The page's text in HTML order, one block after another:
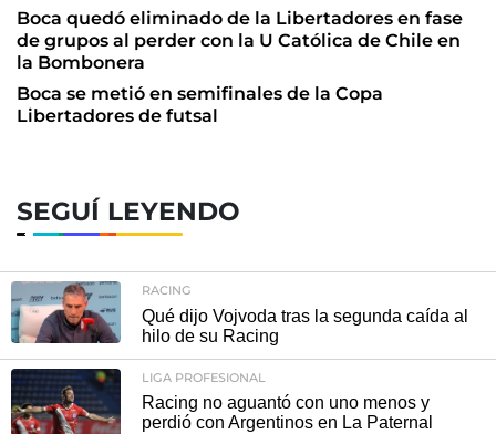
Boca quedó eliminado de la Libertadores en fase
de grupos al perder con la U Católica de Chile en
la Bombonera
Boca se metió en semifinales de la Copa
Libertadores de futsal
SEGUÍ LEYENDO
RACING
Qué dijo Vojvoda tras la segunda caída al
hilo de su Racing
LIGA PROFESIONAL
Racing no aguantó con uno menos y
perdió con Argentinos en La Paternal